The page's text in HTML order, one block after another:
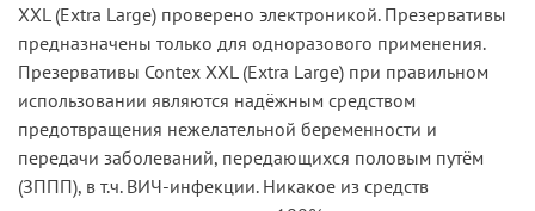
XXL (Extra Large) проверено электроникой. Презервативы
предназначены только для одноразового применения.
Презервативы Contex XXL (Extra Large) при правильном
использовании являются надёжным средством
предотвращения нежелательной беременности и
передачи заболеваний, передающихся половым путём
(ЗППП), в т.ч. ВИЧ-инфекции. Никакое из средств